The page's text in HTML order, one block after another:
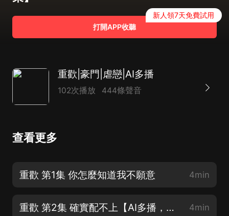
打開APP收聽
新人領7天免費試用
重歡|豪門|虐戀|AI多播
102次播放 444條聲音
查看更多
重歡 第1集 你怎麼知道我不願意 4min
重歡 第2集 確實配不上【AI多播，磨耳朵】 4min